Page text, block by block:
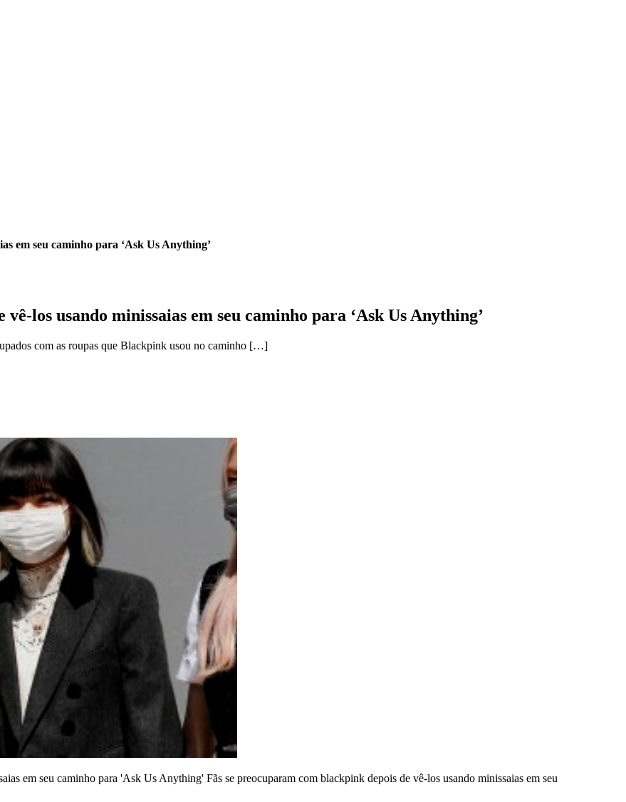
em seu caminho para ‘Ask Us Anything’
los usando minissaias em seu caminho para ‘Ask Us Anything’
com as roupas que Blackpink usou no caminho […]
em seu caminho para 'Ask Us Anything' Fãs se preocuparam com blackpink depois de vê-los usando minissaias em seu